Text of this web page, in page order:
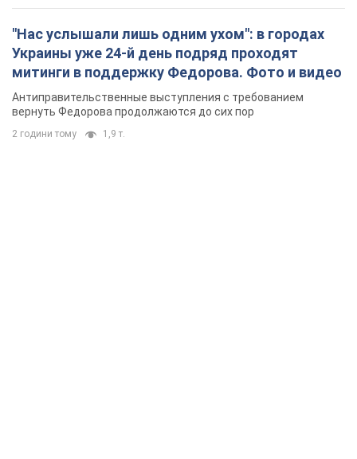
"Нас услышали лишь одним ухом": в городах
Украины уже 24-й день подряд проходят
митинги в поддержку Федорова. Фото и видео
Антиправительственные выступления с требованием
вернуть Федорова продолжаются до сих пор
2 години тому 1,9 т.